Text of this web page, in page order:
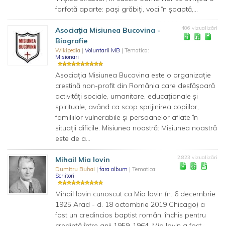
forfotă aparte: pași grăbiți, voci în șoaptă,...
Asociația Misiunea Bucovina -
Biografie
Wikipedia | Voluntarii MB | Tematica:
Misionari
486 vizualizări
Asociația Misiunea Bucovina este o organizație
creștină non-profit din România care desfășoară
activități sociale, umanitare, educaționale și
spirituale, având ca scop sprijinirea copiilor,
familiilor vulnerabile și persoanelor aflate în
situații dificile. Misiunea noastră: Misiunea noastră
este de a...
Mihail Mia Iovin
Dumitru Buhai | fara album | Tematica:
Scriitori
2.823 vizualizări
Mihail Iovin cunoscut ca Mia Iovin (n. 6 decembrie
1925 Arad - d. 18 octombrie 2019 Chicago) a
fost un credincios baptist român, închis pentru